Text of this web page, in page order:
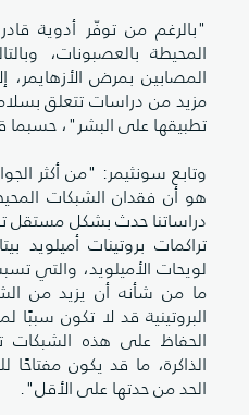
من توفّر أدوية قادرة
بالعصبونات، وبالتالي
بمرض الأزهايمر، إلا
من دراسات تتعلق بسلامة
على البشر"، حسبما قال
سونثيمر: "من أكثر الجوانب
أن فقدان الشبكات المحيطة
حدث بشكل مستقل تمامًا
بروتينات أميلويد بيتا
الأميلويد، والتي تسبب في
من شأنه أن يزيد من الشكوك
قد لا تكون سببًا لمرض
على هذه الشبكات تتجسد
ما قد يكون مفتاحًا
من حدتها على الأقل".